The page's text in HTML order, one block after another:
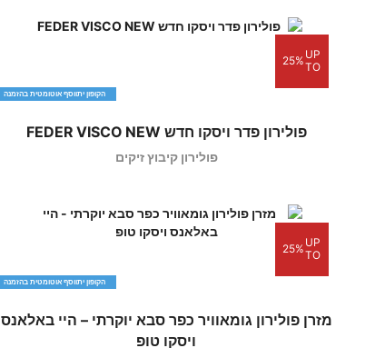
UP
TO
25%
הקופון יתווסף אוטומטית בהזמנה
פולירון פדר ויסקו חדש FEDER VISCO NEW
פולירון קיבוץ זיקים
UP
TO
25%
הקופון יתווסף אוטומטית בהזמנה
מזרן פולירון גומאוויר כפר סבא יוקרתי – היי באלאנס
ויסקו טופ